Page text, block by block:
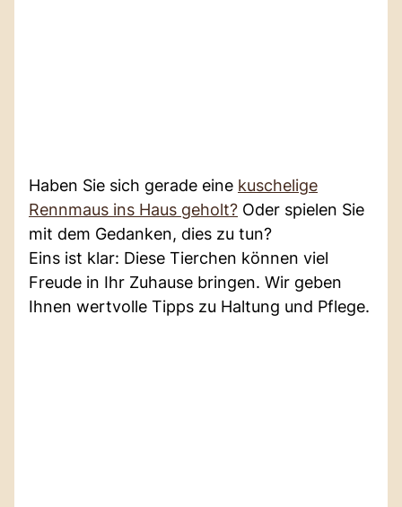
Haben Sie sich gerade eine kuschelige
Rennmaus ins Haus geholt? Oder spielen Sie
mit dem Gedanken, dies zu tun?
Eins ist klar: Diese Tierchen können viel
Freude in Ihr Zuhause bringen. Wir geben
Ihnen wertvolle Tipps zu Haltung und Pflege.